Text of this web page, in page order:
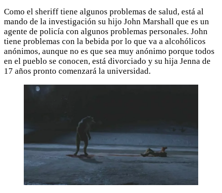
Como el sheriff tiene algunos problemas de salud, está al
mando de la investigación su hijo John Marshall que es un
agente de policía con algunos problemas personales. John
tiene problemas con la bebida por lo que va a alcohólicos
anónimos, aunque no es que sea muy anónimo porque todos
en el pueblo se conocen, está divorciado y su hija Jenna de
17 años pronto comenzará la universidad.